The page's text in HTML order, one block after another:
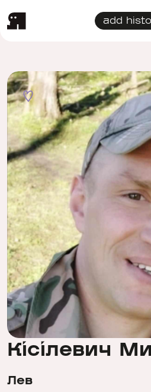
add
Кісілевич
Лев